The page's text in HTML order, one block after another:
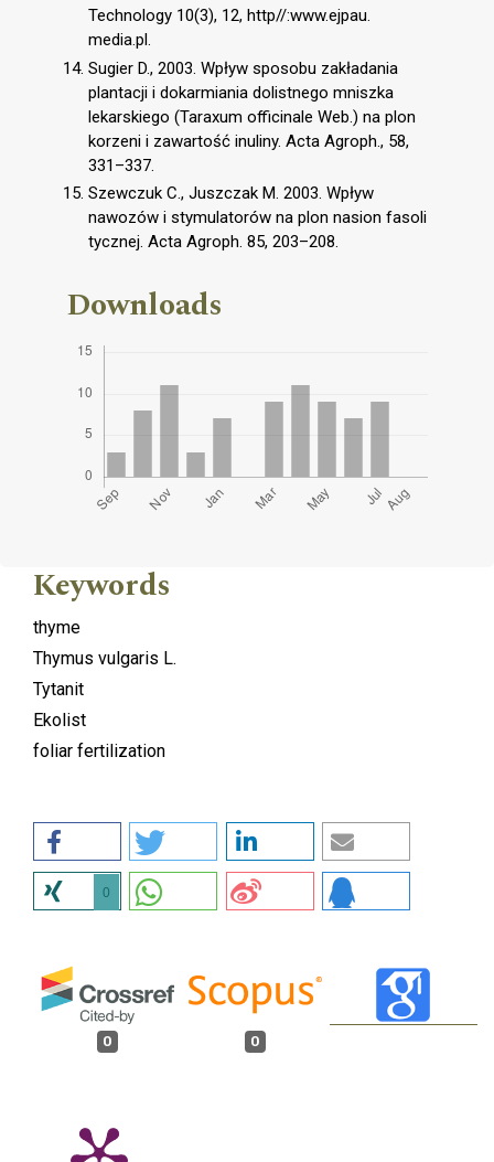
Technology 10(3), 12, http//:www.ejpau.
media.pl.
Sugier D., 2003. Wpływ sposobu zakładania
plantacji i dokarmiania dolistnego mniszka
lekarskiego (Taraxum officinale Web.) na plon
korzeni i zawartość inuliny. Acta Agroph., 58,
331–337.
Szewczuk C., Juszczak M. 2003. Wpływ
nawozów i stymulatorów na plon nasion fasoli
tycznej. Acta Agroph. 85, 203–208.
Downloads
Keywords
thyme
Thymus vulgaris L.
Tytanit
Ekolist
foliar fertilization
0
0 0